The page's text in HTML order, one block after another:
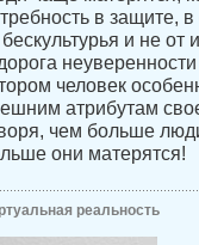
в защите,
бескультурья и не от
человек
атрибутам
чем больше
они матерятся!
реальность